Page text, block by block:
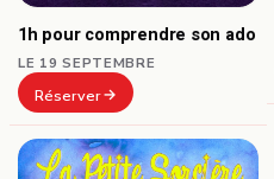
1h pour comprendre son ado
LE 19 SEPTEMBRE
Réserver